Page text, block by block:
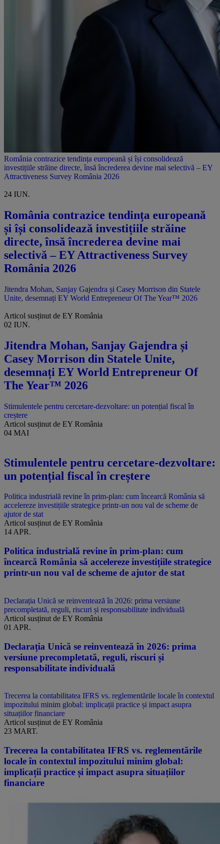
România contrazice tendința europeană și își consolidează
investițiile străine directe, însă încrederea devine mai selectivă – EY
Attractiveness Survey România 2026
24 IUN.
România contrazice tendința europeană
și își consolidează investițiile străine
directe, însă încrederea devine mai
selectivă – EY Attractiveness Survey
România 2026
Jitendra Mohan, Sanjay Gajendra și Casey Morrison din Statele
Unite, desemnați EY World Entrepreneur Of The Year™ 2026
Articol susținut de EY România
02 IUN.
Jitendra Mohan, Sanjay Gajendra și
Casey Morrison din Statele Unite,
desemnați EY World Entrepreneur Of
The Year™ 2026
Stimulentele pentru cercetare-dezvoltare: un potențial fiscal în
creștere
Articol susținut de EY România
04 MAI
Stimulentele pentru cercetare-dezvoltare:
un potențial fiscal în creștere
Politica industrială revine în prim-plan: cum încearcă România să
accelereze investițiile strategice printr-un nou val de scheme de
ajutor de stat
Articol susținut de EY România
14 APR.
Politica industrială revine în prim-plan: cum
încearcă România să accelereze investițiile strategice
printr-un nou val de scheme de ajutor de stat
Declarația Unică se reinventează în 2026: prima versiune
precompletată, reguli, riscuri și responsabilitate individuală
Articol susținut de EY România
01 APR.
Declarația Unică se reinventează în 2026: prima
versiune precompletată, reguli, riscuri și
responsabilitate individuală
Trecerea la contabilitatea IFRS vs. reglementările locale în contextul
impozitului minim global: implicații practice și impact asupra
situațiilor financiare
Articol susținut de EY România
23 MART.
Trecerea la contabilitatea IFRS vs. reglementările
locale în contextul impozitului minim global:
implicații practice și impact asupra situațiilor
financiare